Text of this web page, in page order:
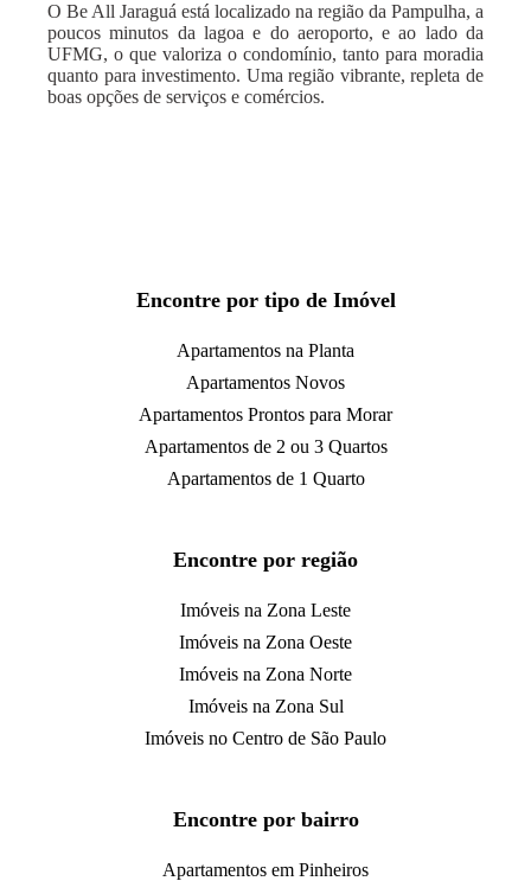
O Be All Jaraguá está localizado na região da Pampulha, a
poucos minutos da lagoa e do aeroporto, e ao lado da
UFMG, o que valoriza o condomínio, tanto para moradia
quanto para investimento. Uma região vibrante, repleta de
boas opções de serviços e comércios.
Encontre por tipo de Imóvel
Apartamentos na Planta
Apartamentos Novos
Apartamentos Prontos para Morar
Apartamentos de 2 ou 3 Quartos
Apartamentos de 1 Quarto
Encontre por região
Imóveis na Zona Leste
Imóveis na Zona Oeste
Imóveis na Zona Norte
Imóveis na Zona Sul
Imóveis no Centro de São Paulo
Encontre por bairro
Apartamentos em Pinheiros